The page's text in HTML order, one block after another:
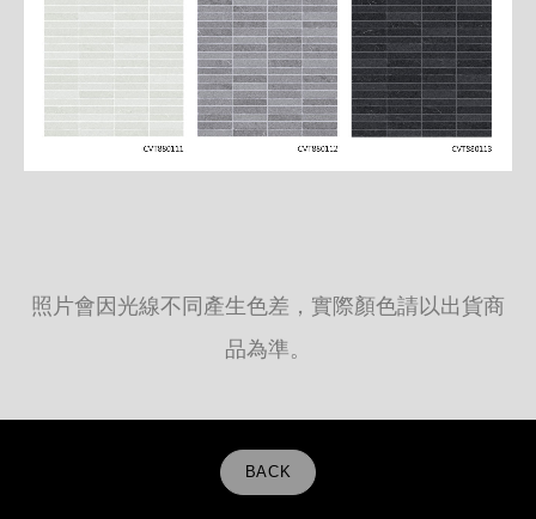
照片會因光線不同產生色差，實際顏色請以出貨商
品為準。
BACK